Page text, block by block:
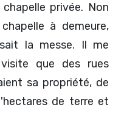
privée. Non
à demeure,
la messe. Il me
que des rues
sa propriété, de
de terre et